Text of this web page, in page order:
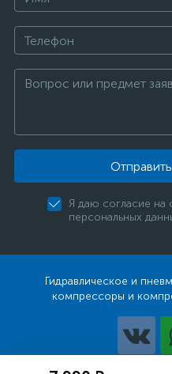
Я даю согласие на
персональных
Гидравлическое и
компрессоры и